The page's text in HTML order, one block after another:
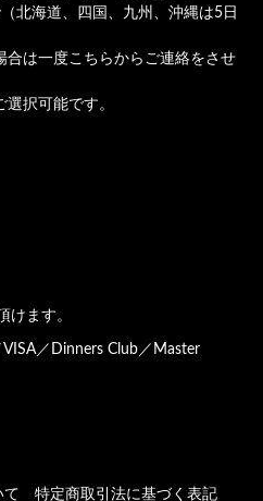
北海道、四国、九州、沖縄は5日
合は一度こちらからご連絡をさせ
択可能です。
けます。
／Dinners Club／Master
て 特定商取引法に基づく表記